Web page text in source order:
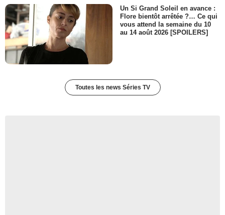
Un Si Grand Soleil en avance :
Flore bientôt arrêtée ?… Ce qui
vous attend la semaine du 10
au 14 août 2026 [SPOILERS]
Toutes les news Séries TV